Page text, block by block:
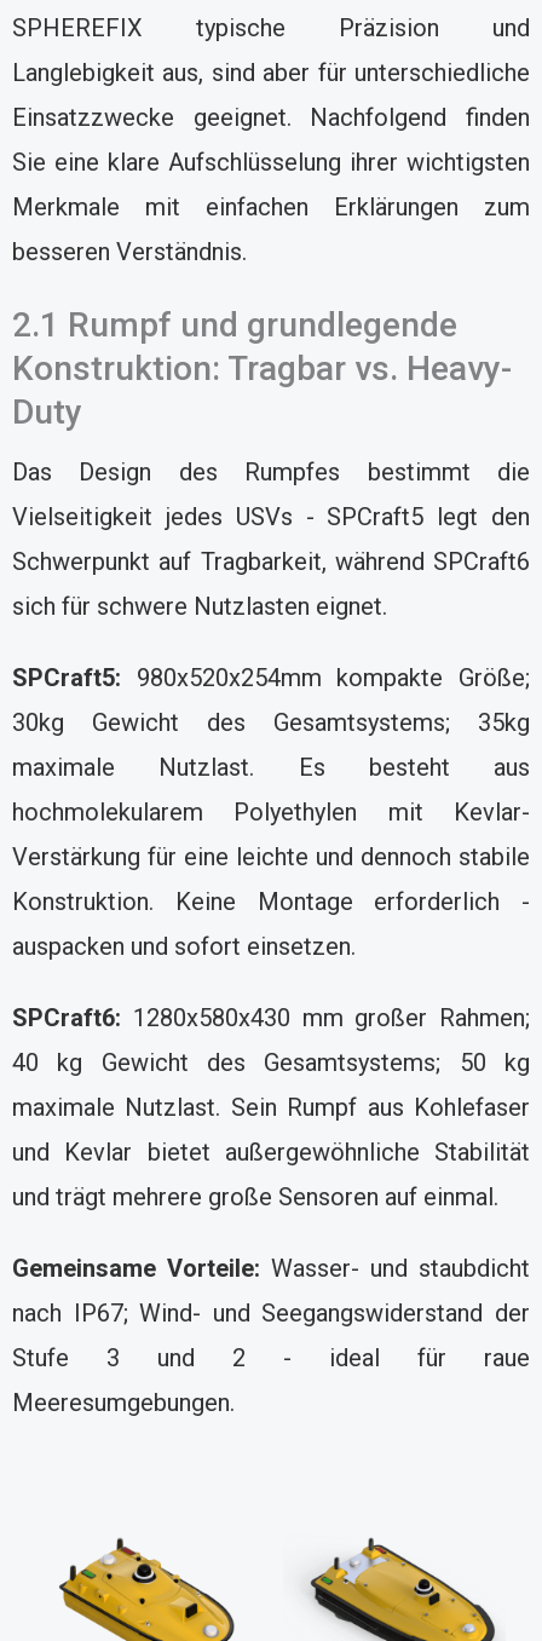
SPHEREFIX typische Präzision und
Langlebigkeit aus, sind aber für unterschiedliche
Einsatzzwecke geeignet. Nachfolgend finden
Sie eine klare Aufschlüsselung ihrer wichtigsten
Merkmale mit einfachen Erklärungen zum
besseren Verständnis.
2.1 Rumpf und grundlegende
Konstruktion: Tragbar vs. Heavy-
Duty
Das Design des Rumpfes bestimmt die
Vielseitigkeit jedes USVs - SPCraft5 legt den
Schwerpunkt auf Tragbarkeit, während SPCraft6
sich für schwere Nutzlasten eignet.
SPCraft5: 980x520x254mm kompakte Größe;
30kg Gewicht des Gesamtsystems; 35kg
maximale Nutzlast. Es besteht aus
hochmolekularem Polyethylen mit Kevlar-
Verstärkung für eine leichte und dennoch stabile
Konstruktion. Keine Montage erforderlich -
auspacken und sofort einsetzen.
SPCraft6: 1280x580x430 mm großer Rahmen;
40 kg Gewicht des Gesamtsystems; 50 kg
maximale Nutzlast. Sein Rumpf aus Kohlefaser
und Kevlar bietet außergewöhnliche Stabilität
und trägt mehrere große Sensoren auf einmal.
Gemeinsame Vorteile: Wasser- und staubdicht
nach IP67; Wind- und Seegangswiderstand der
Stufe 3 und 2 - ideal für raue
Meeresumgebungen.